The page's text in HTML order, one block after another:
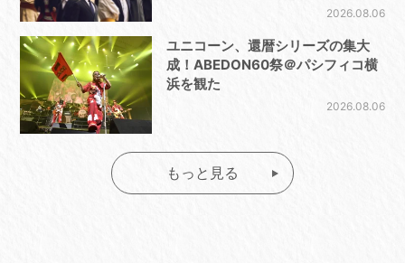
2026.08.06
ユニコーン、還暦シリーズの集大
成！ABEDON60祭＠パシフィコ横
浜を観た
2026.08.06
もっと見る